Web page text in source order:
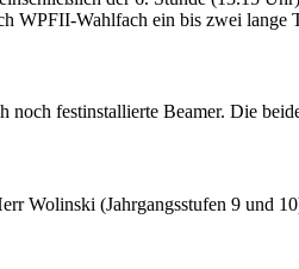
WPFII-Wahlfach ein bis zwei lange
festinstallierte Beamer. Die
Wolinski (Jahrgangsstufen 9 und